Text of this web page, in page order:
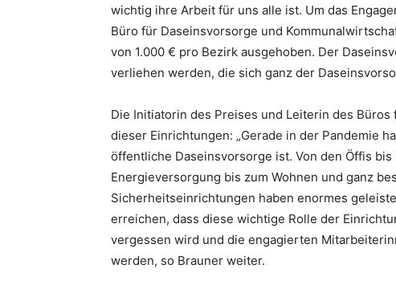
wichtig ihre Arbeit für uns alle ist. Um das
Büro für Daseinsvorsorge und
von 1.000 € pro Bezirk ausgehoben. Der
verliehen werden, die sich ganz der
Die Initiatorin des Preises und Leiterin des
dieser Einrichtungen: „Gerade in der Pandemie
öffentliche Daseinsvorsorge ist. Von den Öffis
Energieversorgung bis zum Wohnen und ganz
Sicherheitseinrichtungen haben enormes
erreichen, dass diese wichtige Rolle der
vergessen wird und die engagierten
werden, so Brauner weiter.